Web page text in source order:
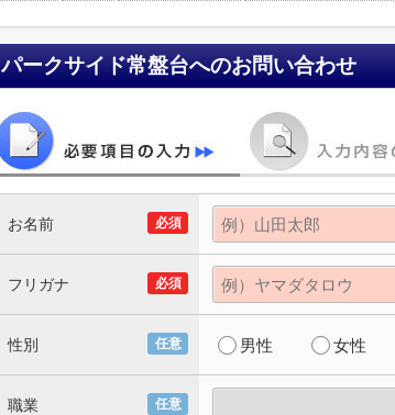
パークサイド常盤台へのお問い合わせ
必須
お名前
必須
フリガナ
任意
性別 男性 女性
任意
職業